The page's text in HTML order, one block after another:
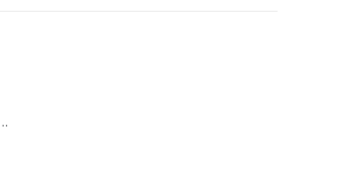
[A608074]澳洲 John West黃鮨吞拿魚罐頭